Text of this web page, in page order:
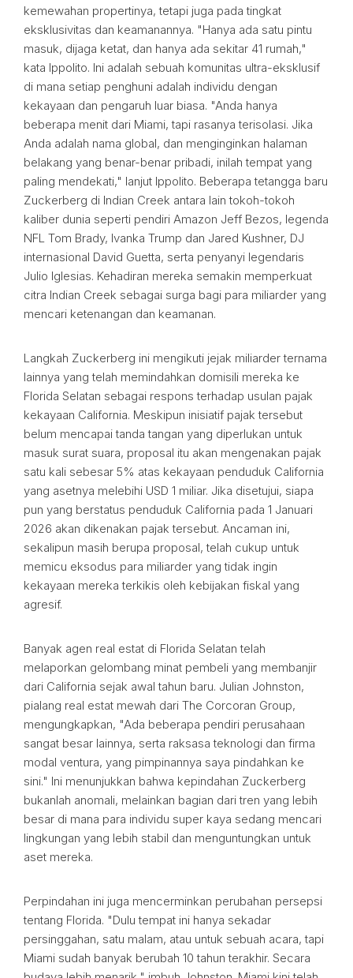
kemewahan propertinya, tetapi juga pada tingkat
eksklusivitas dan keamanannya. "Hanya ada satu pintu
masuk, dijaga ketat, dan hanya ada sekitar 41 rumah,"
kata Ippolito. Ini adalah sebuah komunitas ultra-eksklusif
di mana setiap penghuni adalah individu dengan
kekayaan dan pengaruh luar biasa. "Anda hanya
beberapa menit dari Miami, tapi rasanya terisolasi. Jika
Anda adalah nama global, dan menginginkan halaman
belakang yang benar-benar pribadi, inilah tempat yang
paling mendekati," lanjut Ippolito. Beberapa tetangga baru
Zuckerberg di Indian Creek antara lain tokoh-tokoh
kaliber dunia seperti pendiri Amazon Jeff Bezos, legenda
NFL Tom Brady, Ivanka Trump dan Jared Kushner, DJ
internasional David Guetta, serta penyanyi legendaris
Julio Iglesias. Kehadiran mereka semakin memperkuat
citra Indian Creek sebagai surga bagi para miliarder yang
mencari ketenangan dan keamanan.
Langkah Zuckerberg ini mengikuti jejak miliarder ternama
lainnya yang telah memindahkan domisili mereka ke
Florida Selatan sebagai respons terhadap usulan pajak
kekayaan California. Meskipun inisiatif pajak tersebut
belum mencapai tanda tangan yang diperlukan untuk
masuk surat suara, proposal itu akan mengenakan pajak
satu kali sebesar 5% atas kekayaan penduduk California
yang asetnya melebihi USD 1 miliar. Jika disetujui, siapa
pun yang berstatus penduduk California pada 1 Januari
2026 akan dikenakan pajak tersebut. Ancaman ini,
sekalipun masih berupa proposal, telah cukup untuk
memicu eksodus para miliarder yang tidak ingin
kekayaan mereka terkikis oleh kebijakan fiskal yang
agresif.
Banyak agen real estat di Florida Selatan telah
melaporkan gelombang minat pembeli yang membanjir
dari California sejak awal tahun baru. Julian Johnston,
pialang real estat mewah dari The Corcoran Group,
mengungkapkan, "Ada beberapa pendiri perusahaan
sangat besar lainnya, serta raksasa teknologi dan firma
modal ventura, yang pimpinannya saya pindahkan ke
sini." Ini menunjukkan bahwa kepindahan Zuckerberg
bukanlah anomali, melainkan bagian dari tren yang lebih
besar di mana para individu super kaya sedang mencari
lingkungan yang lebih stabil dan menguntungkan untuk
aset mereka.
Perpindahan ini juga mencerminkan perubahan persepsi
tentang Florida. "Dulu tempat ini hanya sekadar
persinggahan, satu malam, atau untuk sebuah acara, tapi
Miami sudah banyak berubah 10 tahun terakhir. Secara